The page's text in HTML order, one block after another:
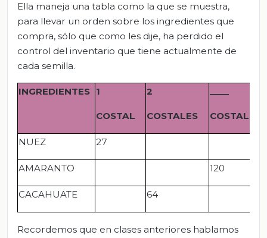
Ella maneja una tabla como la que se muestra,
para llevar un orden sobre los ingredientes que
compra, sólo que como les dije, ha perdido el
control del inventario que tiene actualmente de
cada semilla.
INGREDIENTES 1
COSTAL
2
COSTALES
____
COSTALES
NUEZ 27
AMARANTO 120
CACAHUATE 64
Recordemos que en clases anteriores hablamos